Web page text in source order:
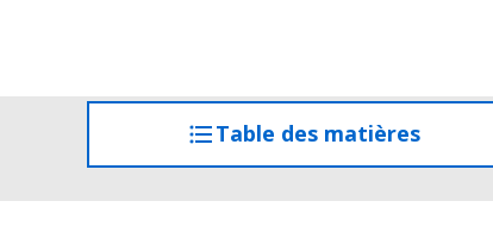
Table des matièresaccéder
à